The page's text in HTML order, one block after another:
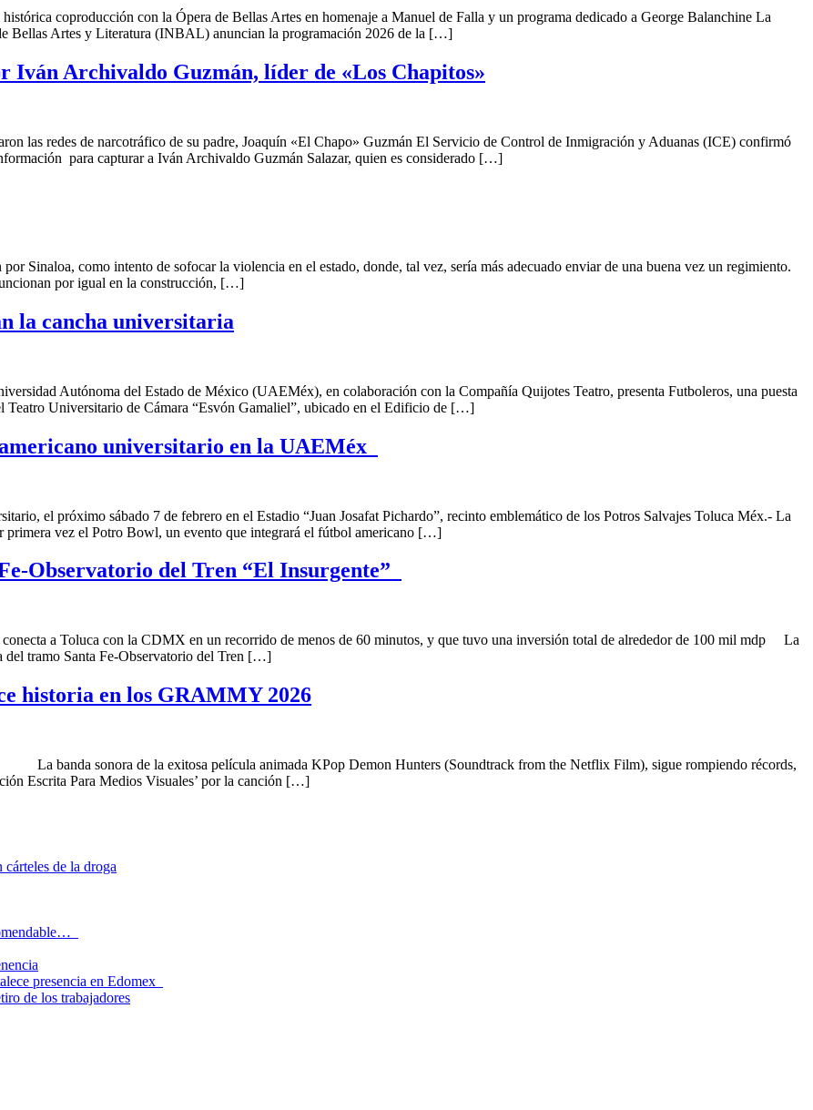
coproducción con la Ópera de Bellas Artes en homenaje a Manuel de Falla y un programa dedicado a George Balanchine La
Bellas Artes y Literatura (INBAL) anuncian la programación 2026 de la […]
Iván Archivaldo Guzmán, líder de «Los Chapitos»
las redes de narcotráfico de su padre, Joaquín «El Chapo» Guzmán El Servicio de Control de Inmigración y Aduanas (ICE) confirmó
para capturar a Iván Archivaldo Guzmán Salazar, quien es considerado […]
Sinaloa, como intento de sofocar la violencia en el estado, donde, tal vez, sería más adecuado enviar de una buena vez un regimiento.
por igual en la construcción, […]
la cancha universitaria
Autónoma del Estado de México (UAEMéx), en colaboración con la Compañía Quijotes Teatro, presenta Futboleros, una puesta
Teatro Universitario de Cámara “Esvón Gamaliel”, ubicado en el Edificio de […]
universitario en la UAEMéx
el próximo sábado 7 de febrero en el Estadio “Juan Josafat Pichardo”, recinto emblemático de los Potros Salvajes Toluca Méx.- La
vez el Potro Bowl, un evento que integrará el fútbol americano […]
Observatorio del Tren “El Insurgente”
a Toluca con la CDMX en un recorrido de menos de 60 minutos, y que tuvo una inversión total de alrededor de 100 mil mdp La
del tramo Santa Fe-Observatorio del Tren […]
historia en los GRAMMY 2026
banda sonora de la exitosa película animada KPop Demon Hunters (Soundtrack from the Netflix Film), sigue rompiendo récords,
Escrita Para Medios Visuales’ por la canción […]
de la droga
presencia en Edomex
de los trabajadores